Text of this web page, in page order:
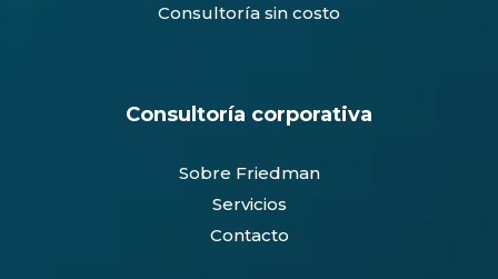
Consultoría sin costo
Consultoría corporativa
Sobre Friedman
Servicios
Contacto